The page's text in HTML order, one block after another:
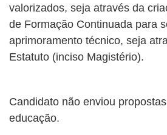
valorizados, seja através da
de Formação Continuada para
aprimoramento técnico, seja
Estatuto (inciso Magistério).
Candidato não enviou
educação.